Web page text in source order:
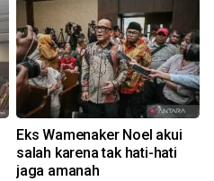
Eks Wamenaker Noel akui
salah karena tak hati-hati
jaga amanah